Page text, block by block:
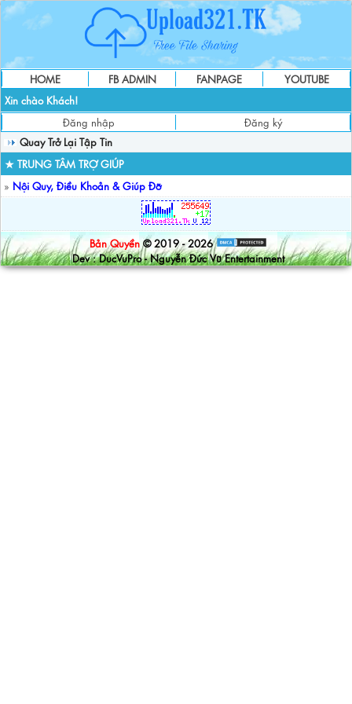
HOME FB ADMIN FANPAGE
YOUTUBE
Xin chào Khách!
Đăng nhập
Đăng ký
Quay Trở Lại Tập Tin
★ TRUNG TÂM TRỢ GIÚP
» Nội Quy, Điều Khoản & Giúp Đỡ
Bản Quyền © 2019 - 2026
Dev : DucVuPro - Nguyễn Đức Vũ Entertainment